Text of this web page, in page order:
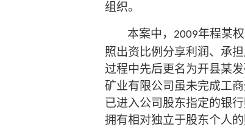
组织。
本案中， 2009年程某
照出资比例分享利润、承
过程中先后更名为开县某
矿业有限公司虽未完成工
已进入公司股东指定的银
拥有相对独立于股东个人